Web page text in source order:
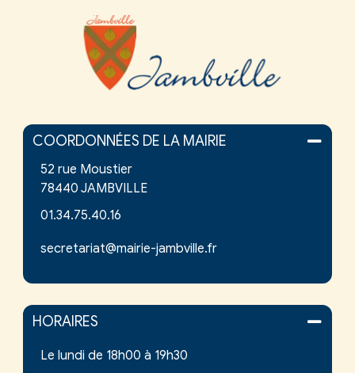
COORDONNÉES DE LA MAIRIE
52 rue Moustier
78440 JAMBVILLE
01.34.75.40.16
secretariat@mairie-jambville.fr
HORAIRES
Le lundi de 18h00 à 19h30